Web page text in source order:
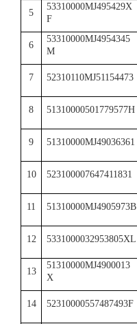
5
53310000MJ495429X
F
6
53310000MJ4954345
M
7 52310110MJ51154473
8 51310000501779577H
9 51310000MJ49036361
10 523100007647411831
11 51310000MJ4905973B
12 5331000032953805XL
13
51310000MJ4900013
X
14 52310000557487493F